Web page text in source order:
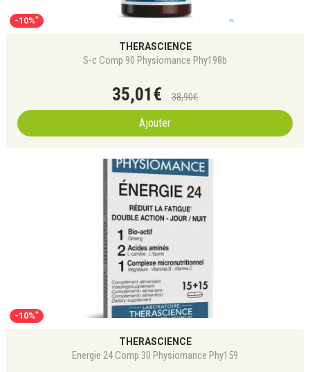
-10%*
THERASCIENCE
S-c Comp 90 Physiomance Phy198b
35,01€ 38,90€
Ajouter
-10%*
THERASCIENCE
Energie 24 Comp 30 Physiomance Phy159